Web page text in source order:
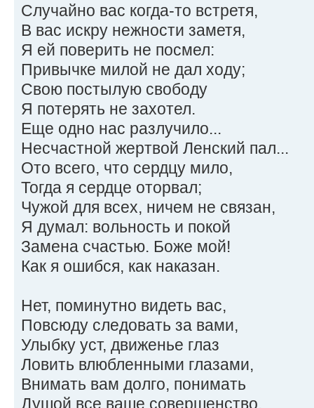
Случайно вас когда-то встретя,
В вас искру нежности заметя,
Я ей поверить не посмел:
Привычке милой не дал ходу;
Свою постылую свободу
Я потерять не захотел.
Еще одно нас разлучило...
Несчастной жертвой Ленский пал...
Ото всего, что сердцу мило,
Тогда я сердце оторвал;
Чужой для всех, ничем не связан,
Я думал: вольность и покой
Замена счастью. Боже мой!
Как я ошибся, как наказан.
Нет, поминутно видеть вас,
Повсюду следовать за вами,
Улыбку уст, движенье глаз
Ловить влюбленными глазами,
Внимать вам долго, понимать
Душой все ваше совершенство,